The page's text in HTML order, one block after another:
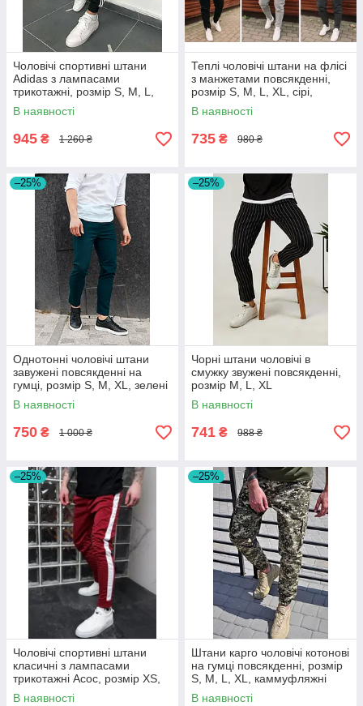
Чоловічі спортивні штани
Adidas з лампасами
трикотажні, розмір S, M, L,
XL, XXL, XXXL
В наявності
945 ₴ 1 260 ₴
Теплі чоловічі штани на флісі
з манжетами повсякденні,
розмір S, M, L, XL, сірі,
графіт, чорні
В наявності
735 ₴ 980 ₴
–25%
Однотонні чоловічі штани
завужені повсякденні на
гумці, розмір S, M, XL, зелені
В наявності
750 ₴ 1 000 ₴
–25%
Чорні штани чоловічі в
смужку звужені повсякденні,
розмір M, L, XL
В наявності
741 ₴ 988 ₴
–25%
Чоловічі спортивні штани
класичні з лампасами
трикотажні Асос, розмір XS,
SM, L, XL, колір бордовий
В наявності
–25%
Штани карго чоловічі котонові
на гумці повсякденні, розмір
S, M, L, XL, каммуфляжні
В наявності